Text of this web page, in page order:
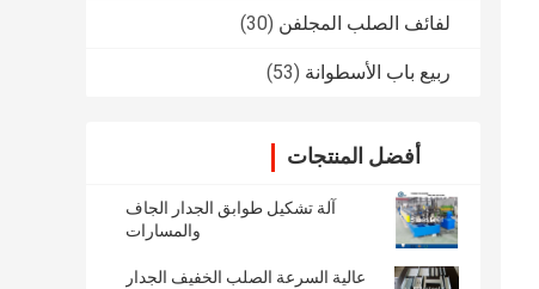
لفائف الصلب المجلفن (30)
ربيع باب الأسطوانة (53)
أفضل المنتجات
آلة تشكيل طوابق الجدار الجاف
والمسارات
عالية السرعة الصلب الخفيف الجدار